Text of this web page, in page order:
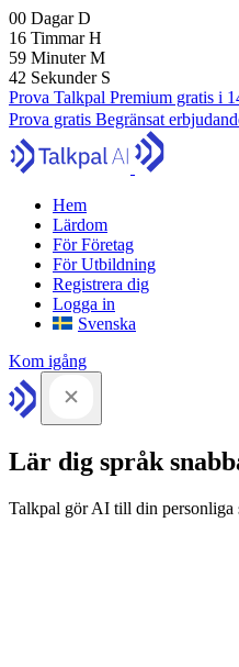
00 DagarD
16 TimmarH
59 MinuterM
41 Sekunder S
Prova Talkpal Premium gratis i
Prova gratis Begränsat
Hem
Lärdom
För Företag
För Utbildning
Registrera dig
Logga in
Svenska
Kom igång
Lär dig språk
Talkpal gör AI till din personliga